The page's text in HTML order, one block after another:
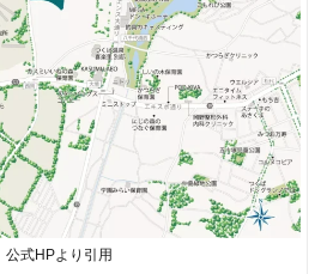
公式HPより引用